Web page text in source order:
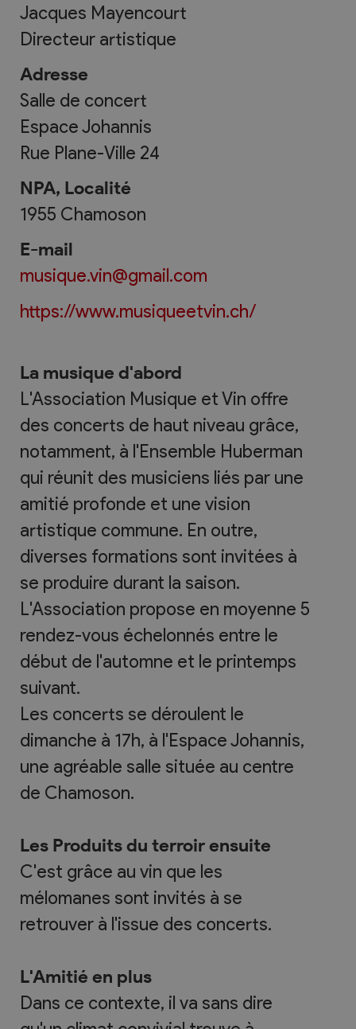
Jacques Mayencourt
Directeur artistique
Adresse
Salle de concert
Espace Johannis
Rue Plane-Ville 24
NPA, Localité
1955 Chamoson
E-mail
musique.vin@gmail.com
https://www.musiqueetvin.ch/
La musique d'abord
L'Association Musique et Vin offre
des concerts de haut niveau grâce,
notamment, à l'Ensemble Huberman
qui réunit des musiciens liés par une
amitié profonde et une vision
artistique commune. En outre,
diverses formations sont invitées à
se produire durant la saison.
L'Association propose en moyenne 5
rendez-vous échelonnés entre le
début de l'automne et le printemps
suivant.
Les concerts se déroulent le
dimanche à 17h, à l'Espace Johannis,
une agréable salle située au centre
de Chamoson.
Les Produits du terroir ensuite
C'est grâce au vin que les
mélomanes sont invités à se
retrouver à l'issue des concerts.
L'Amitié en plus
Dans ce contexte, il va sans dire